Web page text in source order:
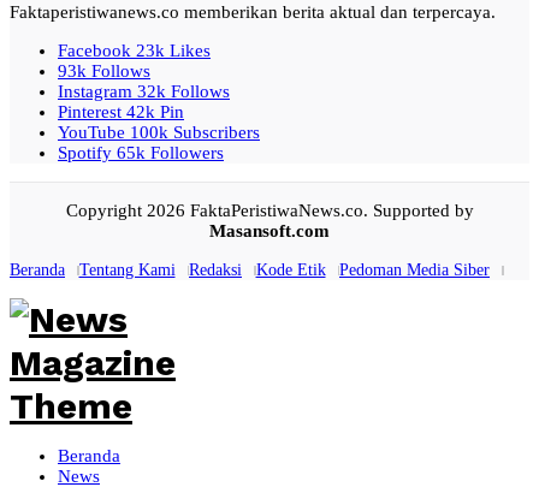
Faktaperistiwanews.co memberikan berita aktual dan terpercaya.
Facebook 23k Likes
93k Follows
Instagram 32k Follows
Pinterest 42k Pin
YouTube 100k Subscribers
Spotify 65k Followers
Copyright 2026 FaktaPeristiwaNews.co. Supported by
Masansoft.com
Beranda Tentang Kami Redaksi Kode Etik Pedoman Media Siber
Beranda
News